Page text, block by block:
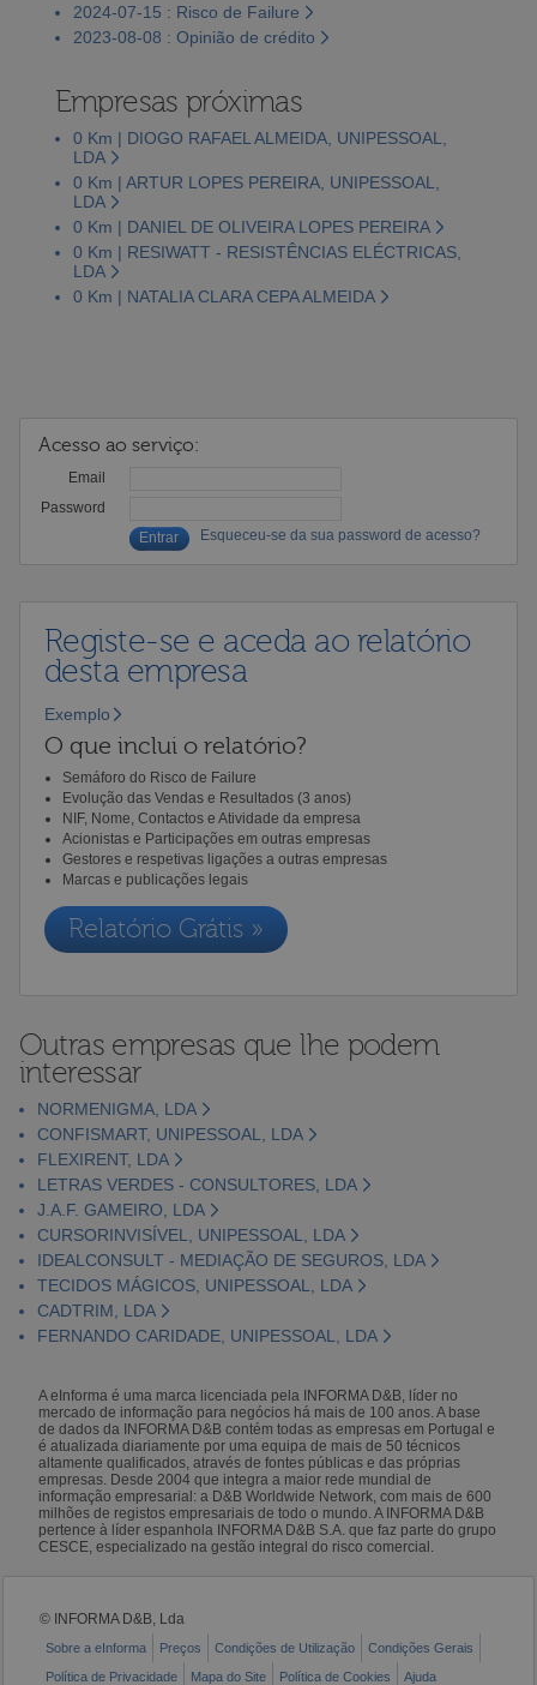
2024-07-15 : Risco de Failure
2023-08-08 : Opinião de crédito
Empresas próximas
0 Km | DIOGO RAFAEL ALMEIDA, UNIPESSOAL,
LDA
0 Km | ARTUR LOPES PEREIRA, UNIPESSOAL,
LDA
0 Km | DANIEL DE OLIVEIRA LOPES PEREIRA
0 Km | RESIWATT - RESISTÊNCIAS ELÉCTRICAS,
LDA
0 Km | NATALIA CLARA CEPA ALMEIDA
Acesso ao serviço:
Email
Password
Esqueceu-se da sua password de acesso?
Registe-se e aceda ao relatório
desta empresa
Exemplo
O que inclui o relatório?
Semáforo do Risco de Failure
Evolução das Vendas e Resultados (3 anos)
NIF, Nome, Contactos e Atividade da empresa
Acionistas e Participações em outras empresas
Gestores e respetivas ligações a outras empresas
Marcas e publicações legais
Relatório Grátis »
Outras empresas que lhe podem
interessar
NORMENIGMA, LDA
CONFISMART, UNIPESSOAL, LDA
FLEXIRENT, LDA
LETRAS VERDES - CONSULTORES, LDA
J.A.F. GAMEIRO, LDA
CURSORINVISÍVEL, UNIPESSOAL, LDA
IDEALCONSULT - MEDIAÇÃO DE SEGUROS, LDA
TECIDOS MÁGICOS, UNIPESSOAL, LDA
CADTRIM, LDA
FERNANDO CARIDADE, UNIPESSOAL, LDA
A eInforma é uma marca licenciada pela INFORMA D&B, líder no
mercado de informação para negócios há mais de 100 anos. A base
de dados da INFORMA D&B contém todas as empresas em Portugal e
é atualizada diariamente por uma equipa de mais de 50 técnicos
altamente qualificados, através de fontes públicas e das próprias
empresas. Desde 2004 que integra a maior rede mundial de
informação empresarial: a D&B Worldwide Network, com mais de 600
milhões de registos empresariais de todo o mundo. A INFORMA D&B
pertence à líder espanhola INFORMA D&B S.A. que faz parte do grupo
CESCE, especializado na gestão integral do risco comercial.
© INFORMA D&B, Lda
Sobre a eInforma Preços Condições de Utilização
Condições Gerais
Política de Privacidade
Mapa do Site Política de Cookies Ajuda